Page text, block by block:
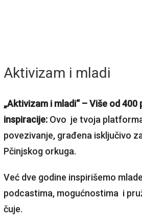
Aktivizam i mladi
„Aktivizam i mladi“ – Više od 400
inspiracije:Ovo je tvoja
povezivanje, građena isključivo
Pčinjskog orkuga.
Već dve godine inspirišemo
podcastima, mogućnostima i
čuje.